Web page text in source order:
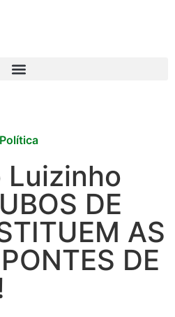
Política
Luizinho
DE
AS
DE